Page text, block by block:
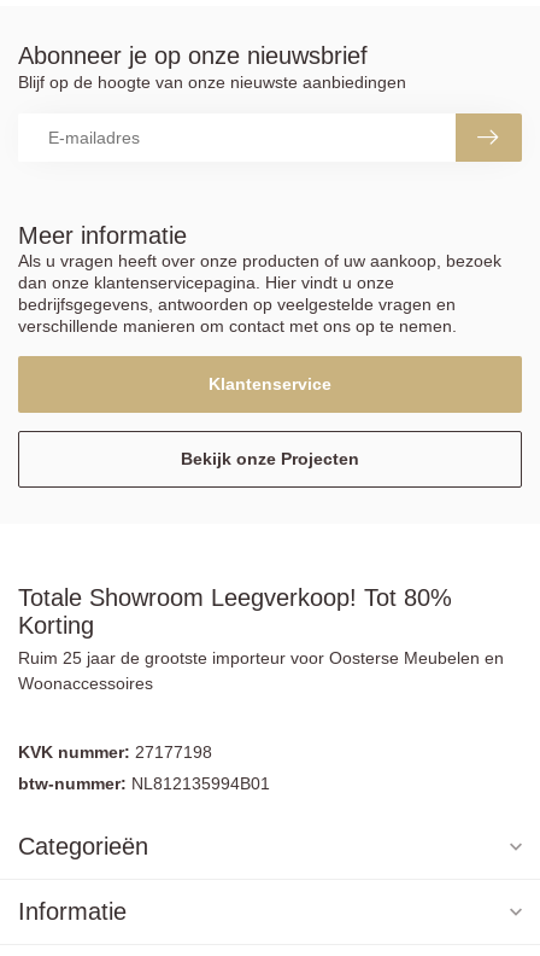
Meer informatie
Als u vragen heeft over onze producten of uw aankoop, bezoek
dan onze klantenservicepagina. Hier vindt u onze
bedrijfsgegevens, antwoorden op veelgestelde vragen en
verschillende manieren om contact met ons op te nemen.
Klantenservice
Bekijk onze Projecten
Abonneer je op onze nieuwsbrief
Blijf op de hoogte van onze nieuwste aanbiedingen
Totale Showroom Leegverkoop! Tot 80%
Korting
Ruim 25 jaar de grootste importeur voor Oosterse Meubelen en
Woonaccessoires
KVK nummer: 27177198
btw-nummer: NL812135994B01
Categorieën
Informatie